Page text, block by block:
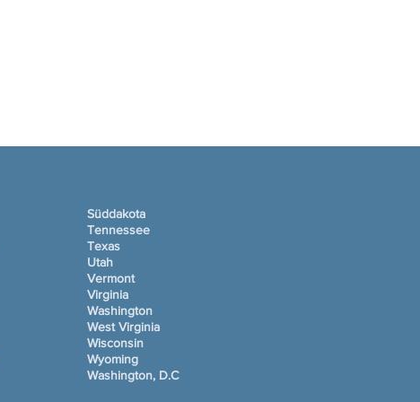
Süddakota
Tennessee
Texas
Utah
Vermont
Virginia
Washington
West Virginia
Wisconsin
Wyoming
Washington, D.C